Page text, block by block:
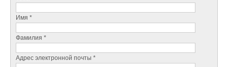
Имя *
Фамилия *
Адрес электронной почты *